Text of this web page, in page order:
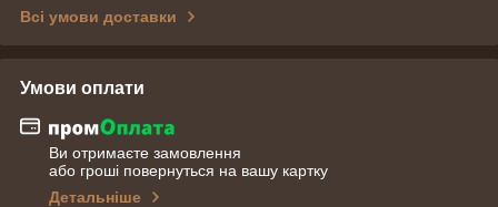
Всі умови доставки
Умови оплати
Ви отримаєте замовлення
або гроші повернуться на вашу картку
Детальніше